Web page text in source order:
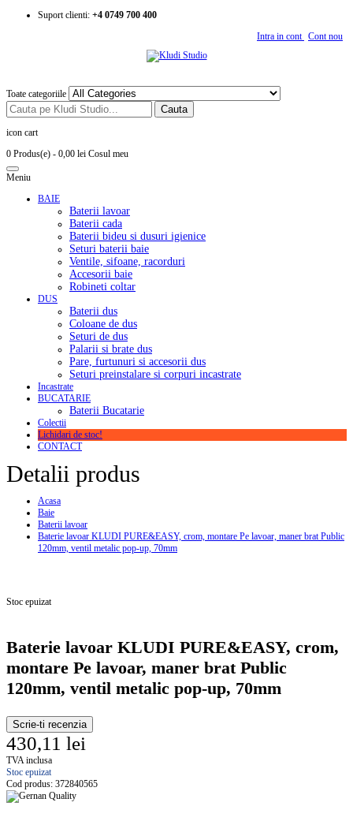
Suport clienti: +4 0749 700 400
Intra in cont Cont nou
Toate categoriile
Cauta
icon cart
0 Produs(e) - 0,00 lei Cosul meu
Meniu
BAIE
Baterii lavoar
Baterii cada
Baterii bideu si dusuri igienice
Seturi baterii baie
Ventile, sifoane, racorduri
Accesorii baie
Robineti coltar
DUS
Baterii dus
Coloane de dus
Seturi de dus
Palarii si brate dus
Pare, furtunuri si accesorii dus
Seturi preinstalare si corpuri incastrate
Incastrate
BUCATARIE
Baterii Bucatarie
Colectii
Lichidari de stoc!
CONTACT
Detalii produs
Acasa
Baie
Baterii lavoar
Baterie lavoar KLUDI PURE&EASY, crom, montare Pe lavoar, maner brat Public
120mm, ventil metalic pop-up, 70mm
Stoc epuizat
Baterie lavoar KLUDI PURE&EASY, crom,
montare Pe lavoar, maner brat Public
120mm, ventil metalic pop-up, 70mm
Scrie-ti recenzia
430,11 lei
TVA inclusa
Stoc epuizat
Cod produs: 372840565